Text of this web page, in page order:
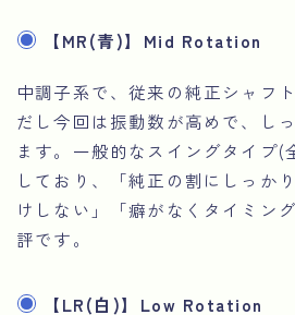
【MR(青)】Mid Rotation
中調子系で、従来の純正シャフ
だし今回は振動数が高めで、し
ます。一般的なスイングタイプ(
しており、「純正の割にしっか
けしない」「癖がなくタイミン
評です。
【LR(白)】Low Rotation